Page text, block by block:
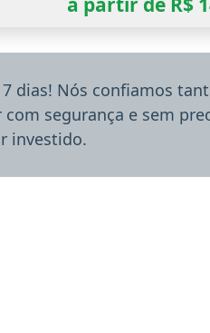
dias! Nós confiamos
segurança e sem
investido.